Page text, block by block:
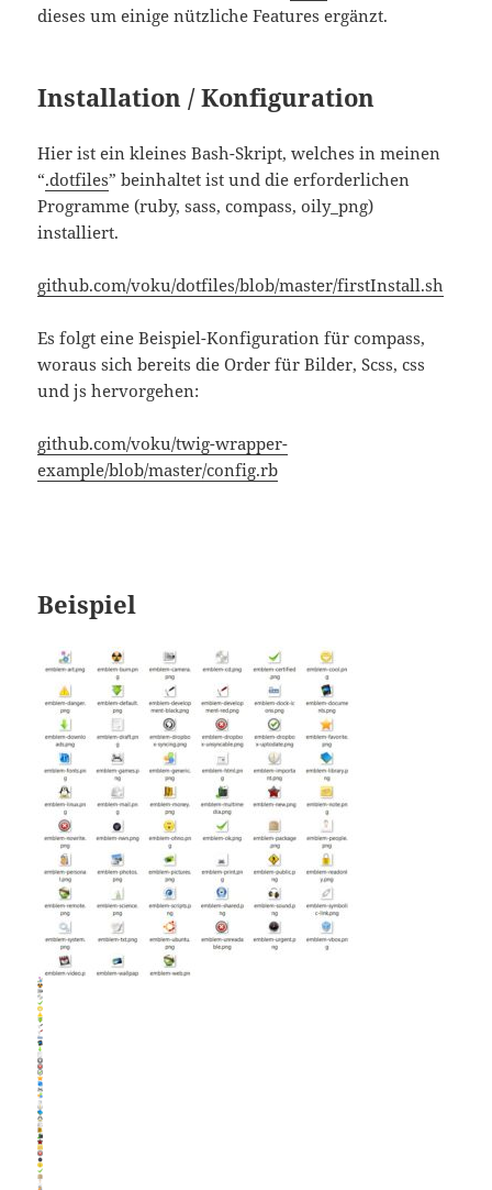
dieses um einige nützliche Features ergänzt.
Installation / Konfiguration
Hier ist ein kleines Bash-Skript, welches in meinen
“.dotfiles” beinhaltet ist und die erforderlichen
Programme (ruby, sass, compass, oily_png)
installiert.
github.com/voku/dotfiles/blob/master/firstInstall.sh
Es folgt eine Beispiel-Konfiguration für compass,
woraus sich bereits die Order für Bilder, Scss, css
und js hervorgehen:
github.com/voku/twig-wrapper-
example/blob/master/config.rb
Beispiel